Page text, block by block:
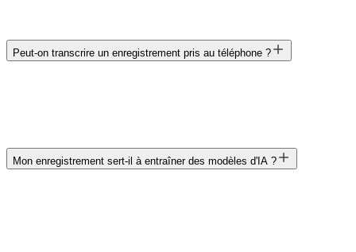
Peut-on transcrire un enregistrement pris au téléphone ?
Mon enregistrement sert-il à entraîner des modèles d'IA ?